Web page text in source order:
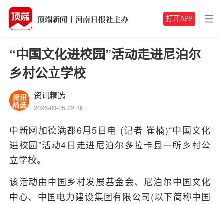
打开APP
“中国文化进校园”活动走进尼泊尔
乡村公立学校
资讯精选
2026-06-05 22:16
中新网加德满都6月5日电 (记者 崔楠)“中国文化
进校园”活动4日走进尼泊尔多拉卡县一所乡村公
立学校。
该活动由中国乡村发展基金会、尼泊尔中国文化
中心、中国电力建设集团有限公司(以下简称中国